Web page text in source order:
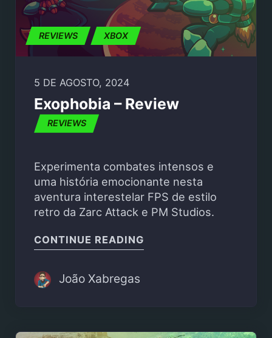
REVIEWS XBOX
5 DE AGOSTO, 2024
Exophobia – Review
REVIEWS
Experimenta combates intensos e
uma história emocionante nesta
aventura interestelar FPS de estilo
retro da Zarc Attack e PM Studios.
CONTINUE READING
João Xabregas